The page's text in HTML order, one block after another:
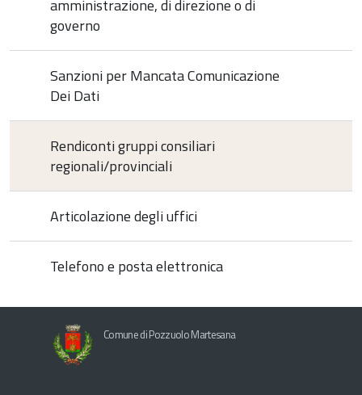
amministrazione, di direzione o di
governo
Sanzioni per Mancata Comunicazione
Dei Dati
Rendiconti gruppi consiliari
regionali/provinciali
Articolazione degli uffici
Telefono e posta elettronica
Comune di Pozzuolo Martesana